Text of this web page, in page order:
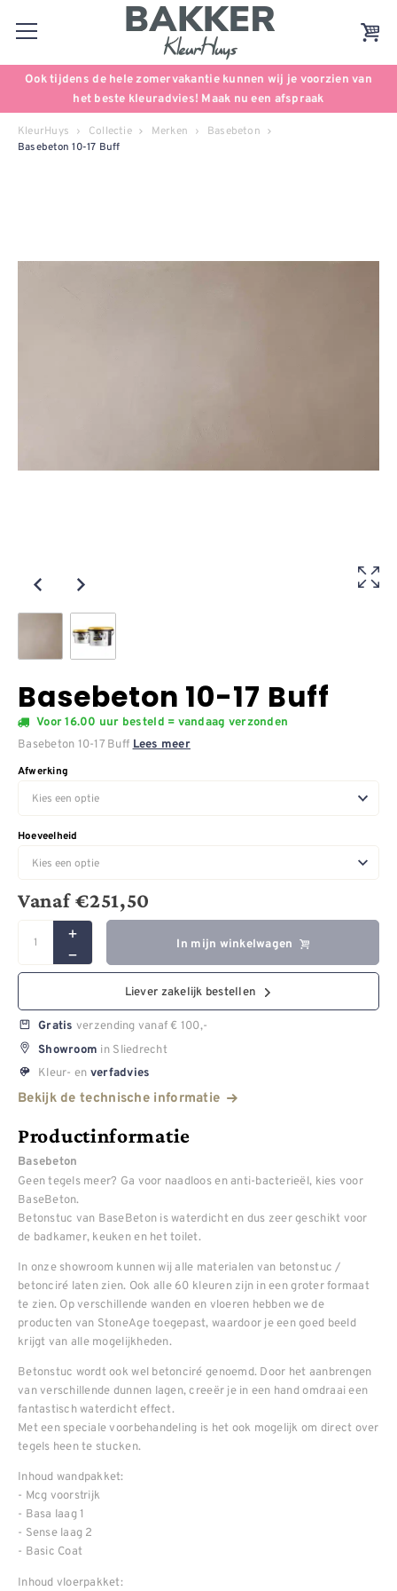
Ook tijdens de hele zomervakantie kunnen wij je voorzien van
het beste kleuradvies! Maak nu een afspraak
KleurHuys Collectie Merken Basebeton
Basebeton 10-17 Buff
Basebeton 10-17 Buff
Voor 16.00 uur besteld = vandaag verzonden
Basebeton 10-17 Buff Lees meer
Afwerking
Hoeveelheid
Vanaf€251,50
In mijn winkelwagen
Liever zakelijk bestellen
Gratis verzending vanaf € 100,-
Showroom in Sliedrecht
Kleur- en verfadvies
Bekijk de technische informatie
Productinformatie
Basebeton
Geen tegels meer? Ga voor naadloos en anti-bacterieël, kies voor
BaseBeton.
Betonstuc van BaseBeton is waterdicht en dus zeer geschikt voor
de badkamer, keuken en het toilet.
In onze showroom kunnen wij alle materialen van betonstuc /
betonciré laten zien. Ook alle 60 kleuren zijn in een groter formaat
te zien. Op verschillende wanden en vloeren hebben we de
producten van StoneAge toegepast, waardoor je een goed beeld
krijgt van alle mogelijkheden.
Betonstuc wordt ook wel betonciré genoemd. Door het aanbrengen
van verschillende dunnen lagen, creeër je in een hand omdraai een
fantastisch waterdicht effect.
Met een speciale voorbehandeling is het ook mogelijk om direct over
tegels heen te stucken.
Inhoud wandpakket:
- Mcg voorstrijk
- Basa laag 1
- Sense laag 2
- Basic Coat
Inhoud vloerpakket: